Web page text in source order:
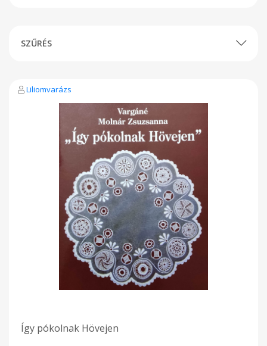
SZŰRÉS
Liliomvarázs
Így pókolnak Hövejen